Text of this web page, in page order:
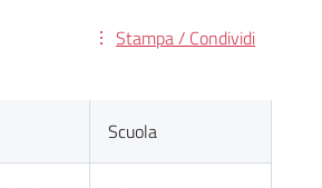
Stampa / Condividi
Scuola